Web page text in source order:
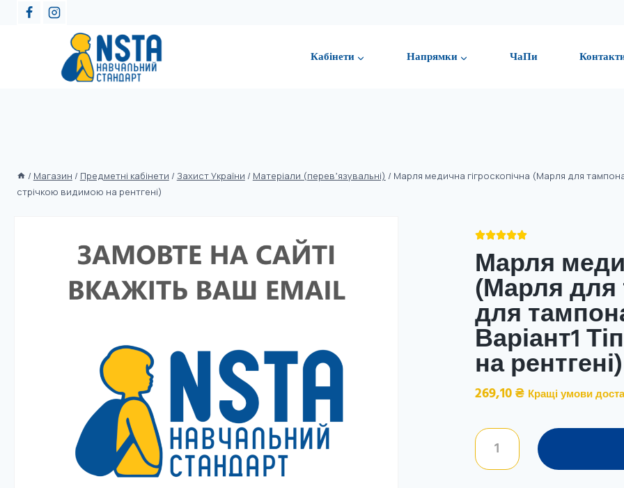
Кабінети Напрямки ЧаПи
/ Магазин / Предметні кабінети / Захист України / Матеріали (перевʼязувальні) / Марля медична гігроскопічна (Марля для
стрічкою видимою на рентгені)

Марля
(Марля
для
Варіант1
на рентгені)
269,10₴ Кращі умови